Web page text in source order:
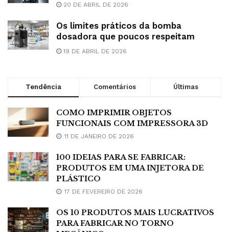
20 DE ABRIL DE 2026
Os limites práticos da bomba
dosadora que poucos respeitam
19 DE ABRIL DE 2026
Tendência Comentários Últimas
COMO IMPRIMIR OBJETOS
FUNCIONAIS COM IMPRESSORA 3D
11 DE JANEIRO DE 2026
100 IDEIAS PARA SE FABRICAR:
PRODUTOS EM UMA INJETORA DE
PLÁSTICO
17 DE FEVEREIRO DE 2026
OS 10 PRODUTOS MAIS LUCRATIVOS
PARA FABRICAR NO TORNO